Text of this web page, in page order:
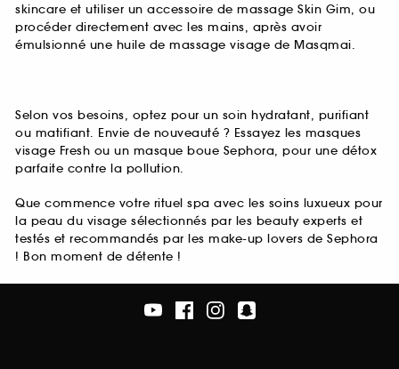
skincare et utiliser un accessoire de massage Skin Gim, ou
procéder directement avec les mains, après avoir
émulsionné une huile de massage visage de Masqmai.
Selon vos besoins, optez pour un soin hydratant, purifiant
ou matifiant. Envie de nouveauté ? Essayez les masques
visage Fresh ou un masque boue Sephora, pour une détox
parfaite contre la pollution.
Que commence votre rituel spa avec les soins luxueux pour
la peau du visage sélectionnés par les beauty experts et
testés et recommandés par les make-up lovers de Sephora
! Bon moment de détente !